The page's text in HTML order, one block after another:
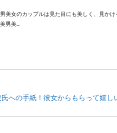
美女のカップルは見た目にも美しく、見か
男美...
氏への手紙！彼女からもらって嬉し
、手紙を書く機会は、なかなかありません